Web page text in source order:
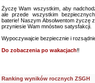
Życzę Wam wszystkim, aby
ale przede wszystkim
baterie! Naszym Absolwentom życzę
przyniesie Wam mnóstwo satysfakcji.
Wypoczywajcie bezpiecznie i
Do zobaczenia po wakacjach‼️
Ranking wyników rocznych ZSGH